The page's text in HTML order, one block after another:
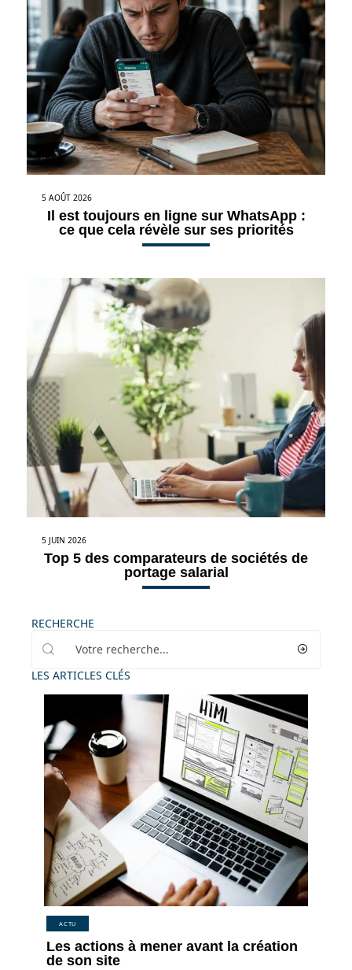
5 AOÛT 2026
Il est toujours en ligne sur WhatsApp :
ce que cela révèle sur ses priorités
5 JUIN 2026
Top 5 des comparateurs de sociétés de
portage salarial
RECHERCHE
LES ARTICLES CLÉS
ACTU
Les actions à mener avant la création
de son site